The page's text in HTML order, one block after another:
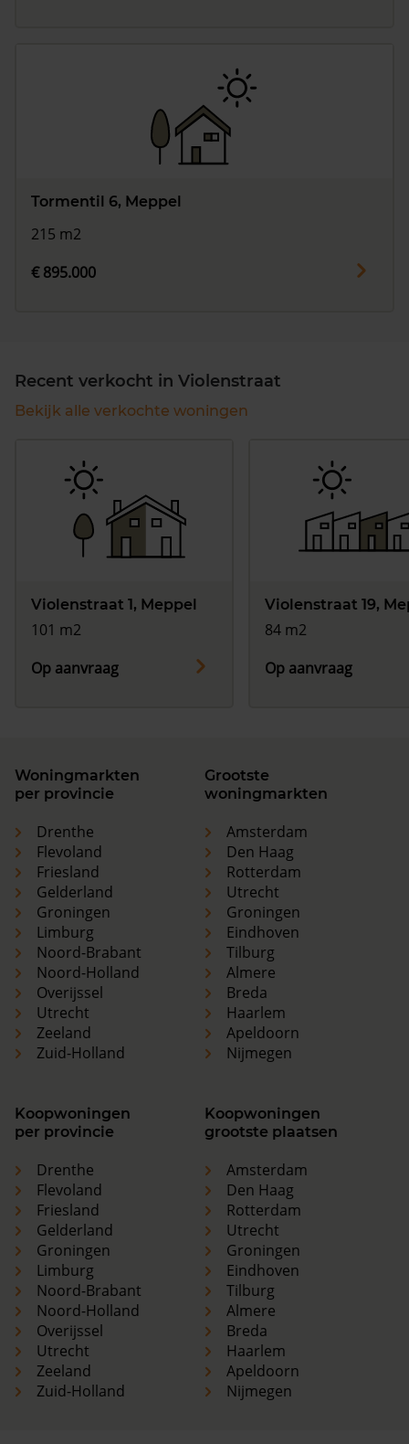
Tormentil 6, Meppel
215 m2
€ 895.000
Recent verkocht in Violenstraat
Bekijk alle verkochte woningen
Violenstraat 1, Meppel
101 m2
Op aanvraag
Violenstraat 19,
84 m2
Op aanvraag
Woningmarkten
per provincie
Drenthe
Flevoland
Friesland
Gelderland
Groningen
Limburg
Noord-Brabant
Noord-Holland
Overijssel
Utrecht
Zeeland
Zuid-Holland
Grootste
woningmarkten
Amsterdam
Den Haag
Rotterdam
Utrecht
Groningen
Eindhoven
Tilburg
Almere
Breda
Haarlem
Apeldoorn
Nijmegen
Koopwoningen
per provincie
Drenthe
Flevoland
Friesland
Gelderland
Groningen
Limburg
Noord-Brabant
Noord-Holland
Overijssel
Utrecht
Zeeland
Zuid-Holland
Koopwoningen
grootste plaatsen
Amsterdam
Den Haag
Rotterdam
Utrecht
Groningen
Eindhoven
Tilburg
Almere
Breda
Haarlem
Apeldoorn
Nijmegen